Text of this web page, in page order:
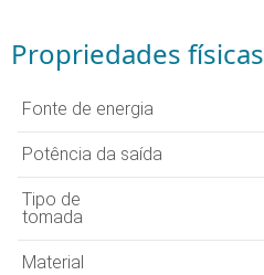
Propriedades físicas
Fonte de energia
Potência da saída
Tipo de
tomada
Material